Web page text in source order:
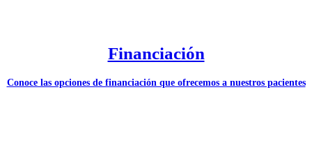
Financiación
Conoce las opciones de financiación que ofrecemos a nuestros pacientes